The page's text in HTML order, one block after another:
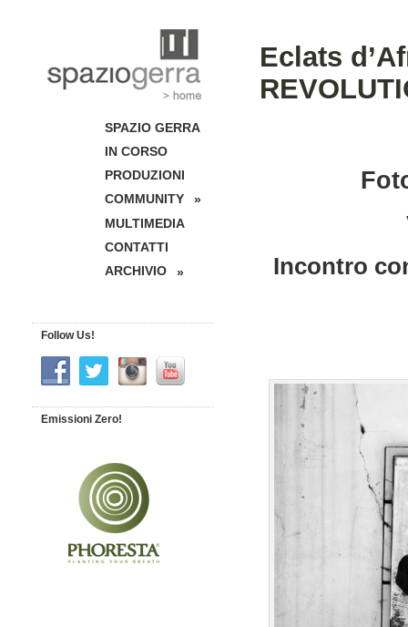
Eclats
Incontro
SPAZIO GERRA
IN CORSO
PRODUZIONI
COMMUNITY
»
MULTIMEDIA
CONTATTI
ARCHIVIO
»
Follow Us!
Emissioni Zero!